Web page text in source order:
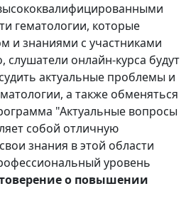
гематологии, которые
и знаниями с участниками
онлайн-курса будут
актуальные проблемы и
а также обменяться
"Актуальные вопросы
собой отличную
знания в этой области
уровень
о повышении